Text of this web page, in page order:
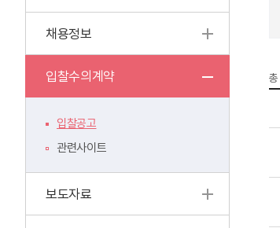
채용정보
입찰수의계약
입찰공고
관련사이트
보도자료
총